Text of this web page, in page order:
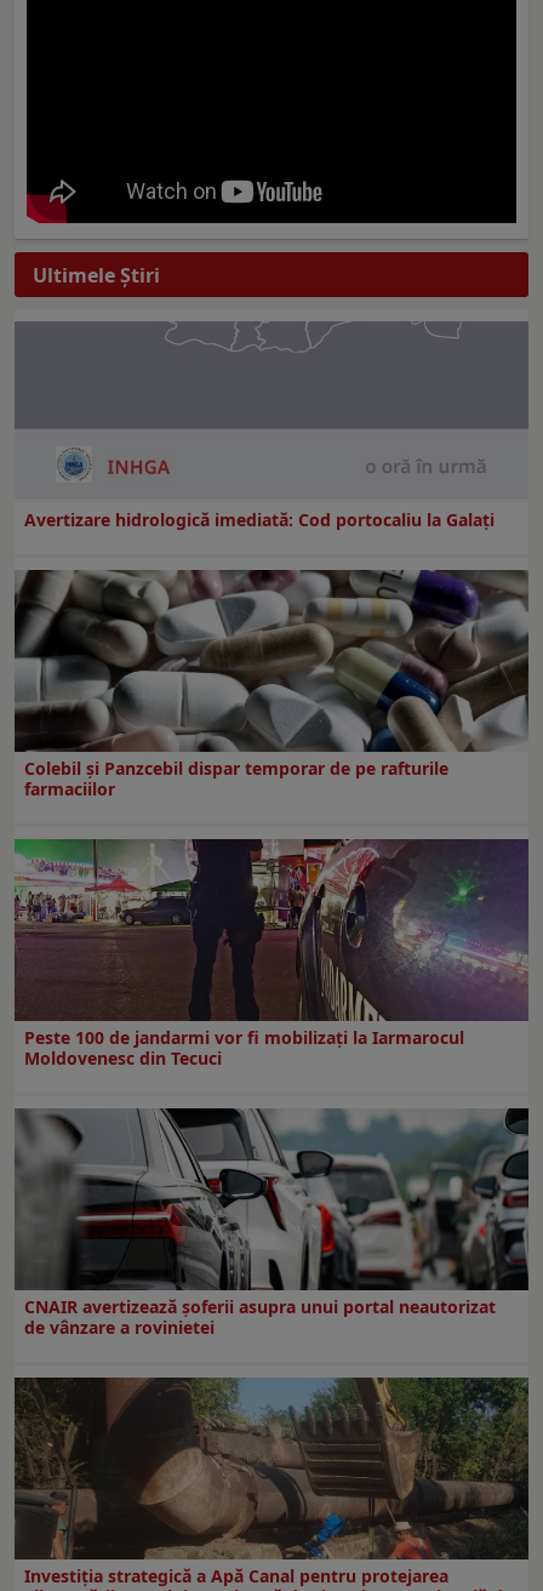
Ultimele Ştiri
Avertizare hidrologică imediată: Cod portocaliu la Galaţi
Colebil și Panzcebil dispar temporar de pe rafturile
farmaciilor
Peste 100 de jandarmi vor fi mobilizați la Iarmarocul
Moldovenesc din Tecuci
CNAIR avertizează șoferii asupra unui portal neautorizat
de vânzare a rovinietei
Investiția strategică a Apă Canal pentru protejarea